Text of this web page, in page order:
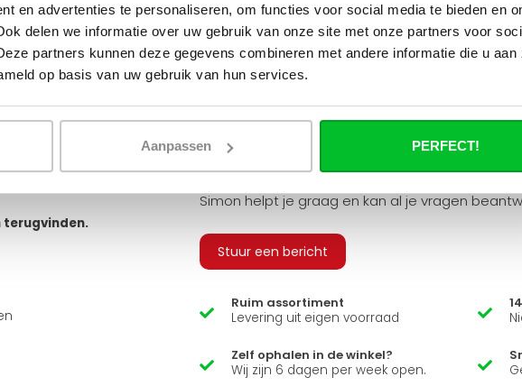
en advertenties te personaliseren, om functies voor social media te bieden en
delen we informatie over uw gebruik van onze site met onze partners voor
partners kunnen deze gegevens combineren met andere informatie die u aan
op basis van uw gebruik van hun services.
Aanpassen PERFECT!
Je hebt keuze uit
vlak of gegroefd, en
zodat u alle
u zo een snelle en
(15 mm cv buizen
zit er ook een luxe
terugvinden.
Wanneer bezorgt
vrachtservice in uw
Veelgestelde
Heb je een vraag over dit product ?
Simon helpt je graag en kan al je vragen
Stuur een bericht
Ruim assortiment
Levering uit eigen voorraad
Zelf ophalen in de winkel?
Wij zijn 6 dagen per week open.